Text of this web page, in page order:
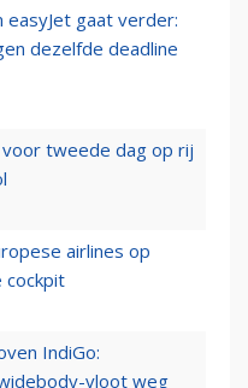
easyJet gaat verder:
dezelfde deadline
tweede dag op rij
airlines op
cockpit
IndiGo:
vloot weg